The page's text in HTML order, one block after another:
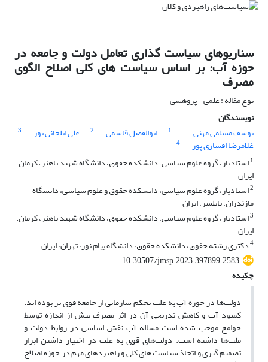
سناریوهای سیاست گذاری تعامل دولت و جامعه در
حوزه آب: بر اساس سیاست های کلی اصلاح الگوی
مصرف
نوع مقاله : علمی - پژوهشی
نویسندگان
یوسف مسلمی مهنی
1 ابوالفضل قاسمی 2 علی ایلخانی پور 3
غلامرضا افشاری پور
4
1استادیار، گروه علوم سیاسی، دانشکده حقوق، دانشگاه شهید باهنر، کرمان،
ایران
2استادیار، گروه علوم سیاسی، دانشکده حقوق و علوم سیاسی، دانشگاه
مازندران، بابلسر، ایران
3استادیار، گروه علوم سیاسی، دانشکده حقوق، دانشگاه شهید باهنر، کرمان.
ایران
4دکتری رشته حقوق، دانشکده حقوق، دانشگاه پیام نور، تهران، ایران
10.30507/jmsp.2023.397899.2583
چکیده
دولت‌ها در حوزه آب‌ به علت تحکم سازمانی از جامعه قوی تر بوده اند.
کمبود آب و کاهش تدریجی آن در اثر مصرف بیش از اندازه توسط
جوامع موجب شده است مساله آب نقش اساسی در روابط دولت و
ملت‌ها داشته است. دولت‌های قوی به علت در اختیار داشتن ابزار
تصمیم گیری و اتخاذ سیاست های کلی و راهبردهای مهم در حوزه اصلاح